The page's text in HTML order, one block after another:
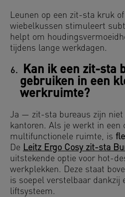
Leunen op een zit-sta kruk
wiebelkussen stimuleert
helpt om
tijdens lange werkdagen.
Kan ik een zit-sta
gebruiken in een
werkruimte?
Ja — zit-sta bureaus zijn niet
kantoren. Als je werkt in een
multifunctionele ruimte, is
De Leitz Ergo Cosy zit-sta
uitstekende optie voor hot-
werkplekken. Deze staat
is soepel verstelbaar dankzij
liftsysteem.